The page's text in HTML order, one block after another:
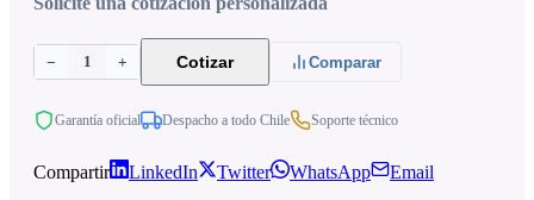
− 1 + Cotizar Comparar
Garantía oficial Despacho a todo Chile Soporte técnico
Compartir LinkedIn Twitter WhatsApp Email